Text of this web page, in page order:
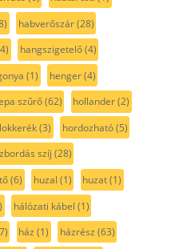
habverőszár(28)
hangszigetelő(4)
(1) henger(4)
szűrő(62) hollander(2)
(3) hordozható(5)
szíj (28)
(6) huzal (1) huzat(1)
hálózati kábel (1)
ház (1) házrész (63)